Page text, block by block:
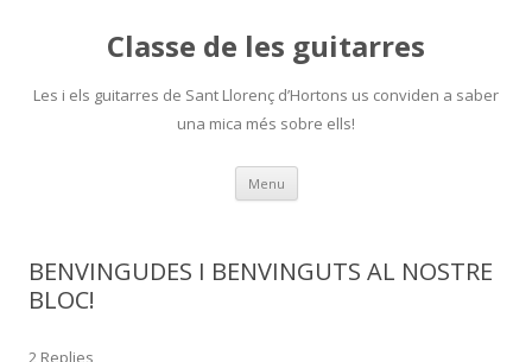
Classe de les guitarres
Les i els guitarres de Sant Llorenç d’Hortons us conviden a saber
una mica més sobre ells!
Menu Skip
content
BENVINGUDES I BENVINGUTS AL NOSTRE
BLOC!
2 Replies